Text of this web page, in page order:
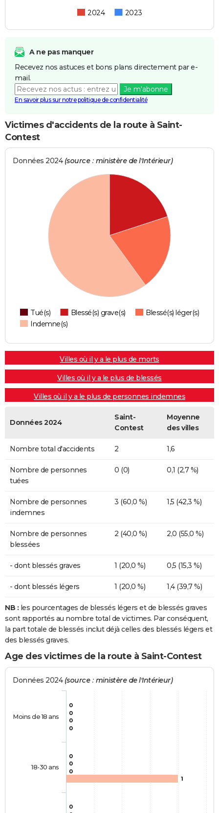
2024 2023
A ne pas manquer
Recevez nos astuces et bons plans directement par e-
mail.
Je m'abonne
En savoir plus sur notre politique de confidentialité
Victimes d'accidents de la route à Saint-
Contest
Données 2024 (source : ministère de l'Intérieur)
Tué(s) Blessé(s) grave(s)
Blessé(s) léger(s)
Indemne(s)
Villes où il y a le plus de morts
Villes où il y a le plus de blessés
Villes où il y a le plus de personnes indemnes
Données 2024
Saint-
Contest
Moyenne
des villes
Nombre total d'accidents 2 1,6
Nombre de personnes
tuées
0 (0) 0,1 (2,7 %)
Nombre de personnes
indemnes
3 (60,0 %) 1,5 (42,3 %)
Nombre de personnes
blessées
2 (40,0 %) 2,0 (55,0 %)
- dont blessés graves 1 (20,0 %) 0,5 (15,3 %)
- dont blessés légers 1 (20,0 %) 1,4 (39,7 %)
NB : les pourcentages de blessés légers et de blessés graves
sont rapportés au nombre total de victimes. Par conséquent,
la part totale de blessés inclut déjà celles des blessés légers et
des blessés graves.
Age des victimes de la route à Saint-Contest
Données 2024 (source : ministère de l'Intérieur)
0
0
0
0
0
0
0
0
1
Moins de 18 ans
18-30 ans